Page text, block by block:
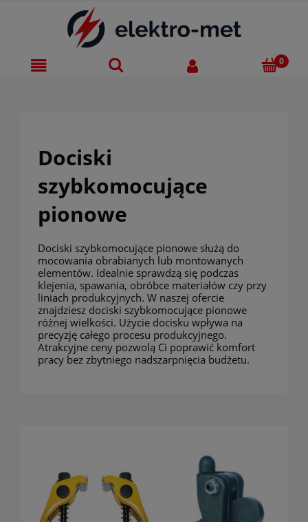
Dociski
szybkomocujące
pionowe
Dociski szybkomocujące pionowe służą do
mocowania obrabianych lub montowanych
elementów. Idealnie sprawdzą się podczas
klejenia, spawania, obróbce materiałów czy przy
liniach produkcyjnych. W naszej ofercie
znajdziesz dociski szybkomocujące pionowe
różnej wielkości. Użycie docisku wpływa na
precyzję całego procesu produkcyjnego.
Atrakcyjne ceny pozwolą Ci poprawić komfort
pracy bez zbytniego nadszarpnięcia budżetu.